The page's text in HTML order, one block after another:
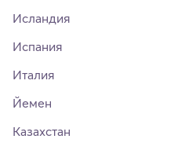
Исландия
Испания
Италия
Йемен
Казахстан